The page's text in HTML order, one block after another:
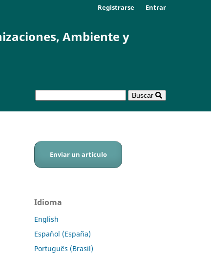
Ambiente y
Buscar
Registrarse Entrar
Enviar un artículo
Idioma
English
Español (España)
Português (Brasil)